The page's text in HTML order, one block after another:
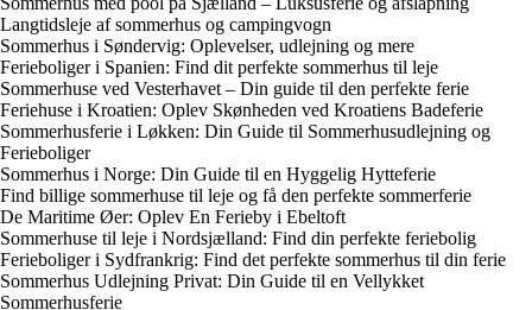
Langtidsleje af sommerhus og campingvogn
Sommerhus i Søndervig: Oplevelser, udlejning og mere
Ferieboliger i Spanien: Find dit perfekte sommerhus til leje
Sommerhuse ved Vesterhavet – Din guide til den perfekte ferie
Feriehuse i Kroatien: Oplev Skønheden ved Kroatiens Badeferie
Sommerhusferie i Løkken: Din Guide til Sommerhusudlejning og
Ferieboliger
Sommerhus i Norge: Din Guide til en Hyggelig Hytteferie
Find billige sommerhuse til leje og få den perfekte sommerferie
De Maritime Øer: Oplev En Ferieby i Ebeltoft
Sommerhuse til leje i Nordsjælland: Find din perfekte feriebolig
Ferieboliger i Sydfrankrig: Find det perfekte sommerhus til din ferie
Sommerhus Udlejning Privat: Din Guide til en Vellykket
Sommerhusferie